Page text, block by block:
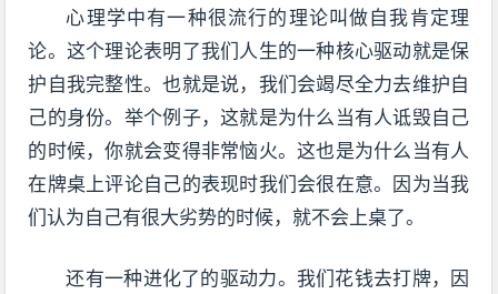
心理学中有一种很流行的理论叫做自我肯定理
论。这个理论表明了我们人生的一种核心驱动就是保
护自我完整性。也就是说，我们会竭尽全力去维护自
己的身份。举个例子，这就是为什么当有人诋毁自己
的时候，你就会变得非常恼火。这也是为什么当有人
在牌桌上评论自己的表现时我们会很在意。因为当我
们认为自己有很大劣势的时候，就不会上桌了。
还有一种进化了的驱动力。我们花钱去打牌，因